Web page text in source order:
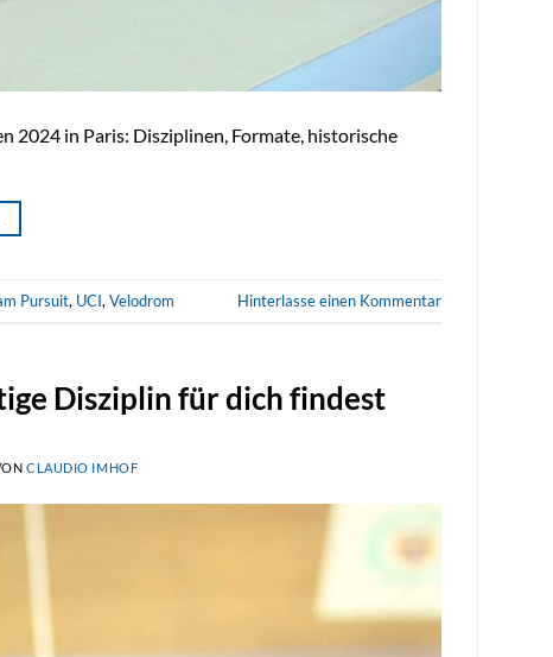
2024 in Paris: Disziplinen, Formate, historische
Pursuit, UCI, Velodrom Hinterlasse einen Kommentar
Disziplin für dich findest
CLAUDIO IMHOF